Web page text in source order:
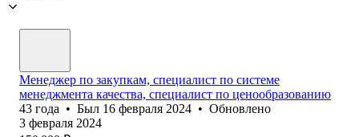
Менеджер по закупкам, специалист по системе
менеджмента качества, специалист по ценообразованию
43 года • Был 16 февраля 2024 • Обновлено
3 февраля 2024